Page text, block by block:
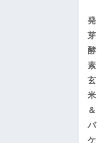
発
芽
酵
素
玄
米
＆
バ
ケ